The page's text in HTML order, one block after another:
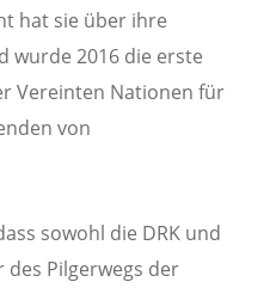
hat sie über ihre
wurde 2016 die erste
Vereinten Nationen für
von
sowohl die DRK und
des Pilgerwegs der